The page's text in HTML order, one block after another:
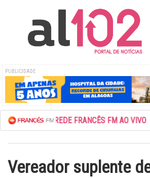
PUBLICIDADE
ESCUTE A REDE FRANCÊS FM AO VIVO
Vereador suplente